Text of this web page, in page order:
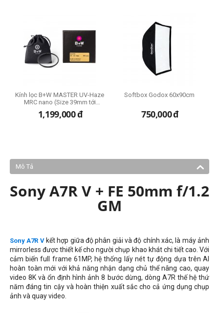
Kính lọc B+W MASTER UV-Haze
MRC nano (Size 39mm tới
95mm)
1,199,000đ
Softbox Godox 60x90cm
750,000đ
Mô Tả
Sony A7R V + FE 50mm f/1.2
GM
Sony A7R Vkết hợp giữa độ phân giải và độ chính xác, là máy ảnh
mirrorless được thiết kế cho người chụp khao khát chi tiết cao. Với
cảm biến full frame 61MP, hệ thống lấy nét tự động dựa trên AI
hoàn toàn mới với khả năng nhận dạng chủ thể nâng cao, quay
video 8K và ổn định hình ảnh 8 bước dừng, dòng A7R thế hệ thứ
năm đáng tin cậy và hoàn thiện xuất sắc cho cả ứng dụng chụp
ảnh và quay video.